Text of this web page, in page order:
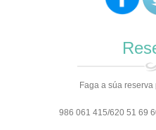
Faga a súa
986 061 415/620 51 69